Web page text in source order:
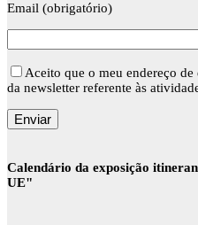
Email (obrigatório)
Aceito que o meu endereço
da newsletter referente às
Calendário da exposição
UE"